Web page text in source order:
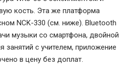
кость. Эта же платформа
NCK-330 (см. ниже). Bluetooth
музыки со смартфона, двойной
занятий с учителем, приложение
в цену без доплат.